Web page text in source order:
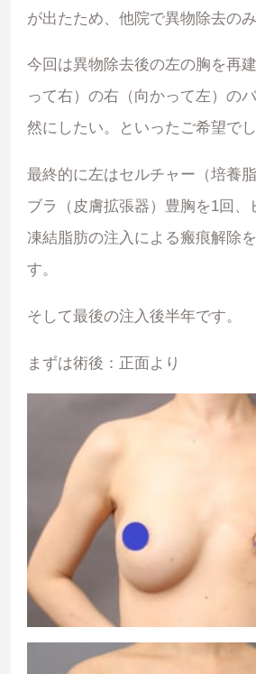
が出たため、他院で異物除去のみ
今回は異物除去後の左の胸を再
って右）の右（向かって左）の
然にしたい。といったご希望でし
最終的に左はセルチャー（培養
ブラ（皮膚拡張器）豊胸を1回、
凍結脂肪の注入による瘢痕解除
す。
そして最後の注入後半年です。
まずは術後：正面より